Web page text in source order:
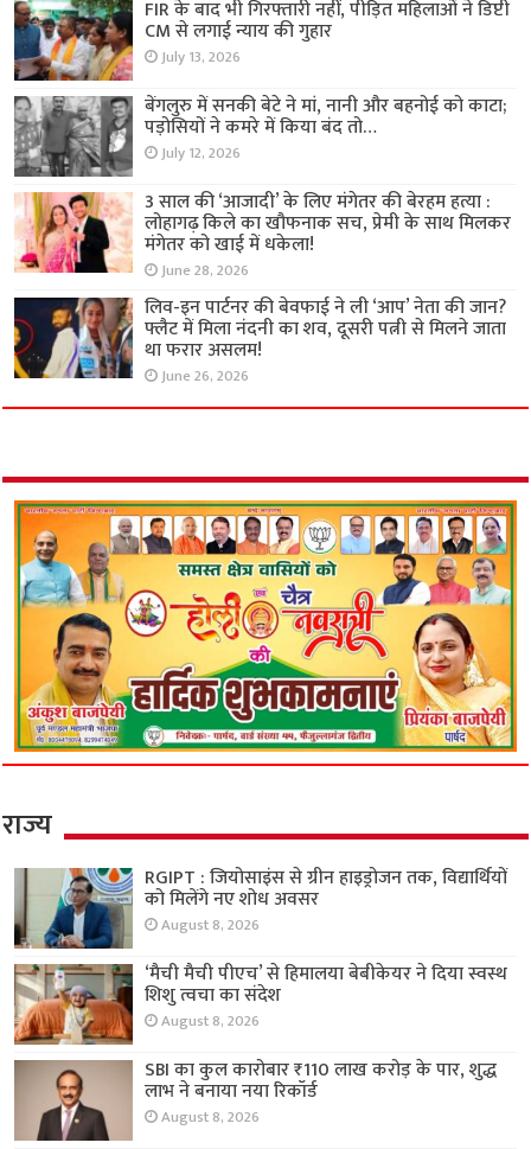
FIR के बाद भी गिरफ्तारी नहीं, पीड़ित महिलाओं ने डिप्टी
CM से लगाई न्याय की गुहार
July 13, 2026
बेंगलुरु में सनकी बेटे ने मां, नानी और बहनोई को काटा;
पड़ोसियों ने कमरे में किया बंद तो…
July 12, 2026
3 साल की ‘आजादी’ के लिए मंगेतर की बेरहम हत्या :
लोहागढ़ किले का खौफनाक सच, प्रेमी के साथ मिलकर
मंगेतर को खाई में धकेला!
June 28, 2026
लिव-इन पार्टनर की बेवफाई ने ली ‘आप’ नेता की जान?
फ्लैट में मिला नंदनी का शव, दूसरी पत्नी से मिलने जाता
था फरार असलम!
June 26, 2026
राज्य
RGIPT : जियोसाइंस से ग्रीन हाइड्रोजन तक, विद्यार्थियों
को मिलेंगे नए शोध अवसर
August 8, 2026
‘मैची मैची पीएच’ से हिमालया बेबीकेयर ने दिया स्वस्थ
शिशु त्वचा का संदेश
August 8, 2026
SBI का कुल कारोबार ₹110 लाख करोड़ के पार, शुद्ध
लाभ ने बनाया नया रिकॉर्ड
August 8, 2026